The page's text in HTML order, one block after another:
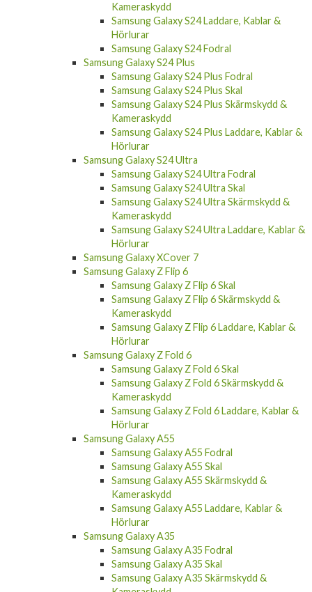
Kameraskydd
Samsung Galaxy S24 Laddare, Kablar &
Hörlurar
Samsung Galaxy S24 Fodral
Samsung Galaxy S24 Plus
Samsung Galaxy S24 Plus Fodral
Samsung Galaxy S24 Plus Skal
Samsung Galaxy S24 Plus Skärmskydd &
Kameraskydd
Samsung Galaxy S24 Plus Laddare, Kablar &
Hörlurar
Samsung Galaxy S24 Ultra
Samsung Galaxy S24 Ultra Fodral
Samsung Galaxy S24 Ultra Skal
Samsung Galaxy S24 Ultra Skärmskydd &
Kameraskydd
Samsung Galaxy S24 Ultra Laddare, Kablar &
Hörlurar
Samsung Galaxy XCover 7
Samsung Galaxy Z Flip 6
Samsung Galaxy Z Flip 6 Skal
Samsung Galaxy Z Flip 6 Skärmskydd &
Kameraskydd
Samsung Galaxy Z Flip 6 Laddare, Kablar &
Hörlurar
Samsung Galaxy Z Fold 6
Samsung Galaxy Z Fold 6 Skal
Samsung Galaxy Z Fold 6 Skärmskydd &
Kameraskydd
Samsung Galaxy Z Fold 6 Laddare, Kablar &
Hörlurar
Samsung Galaxy A55
Samsung Galaxy A55 Fodral
Samsung Galaxy A55 Skal
Samsung Galaxy A55 Skärmskydd &
Kameraskydd
Samsung Galaxy A55 Laddare, Kablar &
Hörlurar
Samsung Galaxy A35
Samsung Galaxy A35 Fodral
Samsung Galaxy A35 Skal
Samsung Galaxy A35 Skärmskydd &